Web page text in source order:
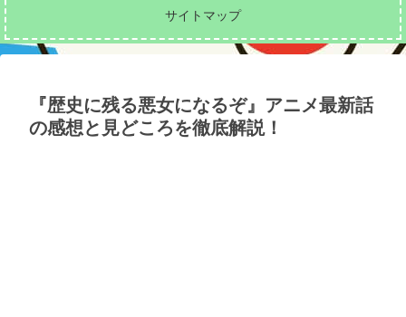
サイトマップ
『歴史に残る悪女になるぞ』アニメ最新話
の感想と見どころを徹底解説！